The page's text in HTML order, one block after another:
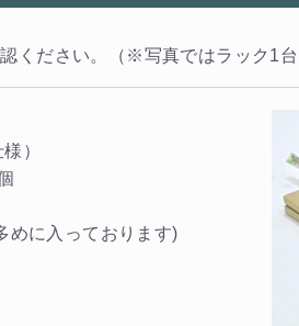
ください。（※写真ではラック1台
）
に入っております)